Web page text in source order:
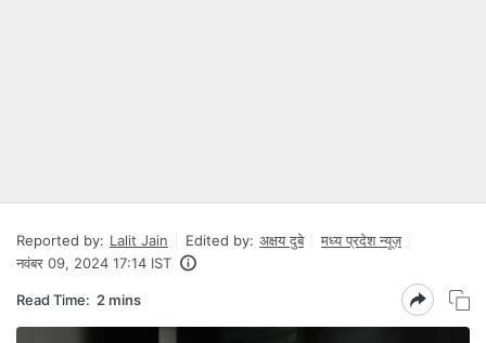
Reported by: Lalit Jain Edited by: अक्षय दुबे
मध्य प्रदेश न्यूज़
नवंबर 09, 2024 17:14 IST
Read Time: 2 mins